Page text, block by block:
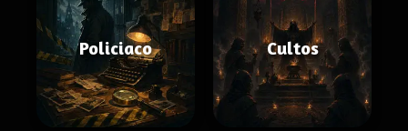
Policiaco Cultos